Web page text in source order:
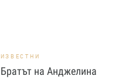
ИЗВЕСТНИ
Братът на Анджелина